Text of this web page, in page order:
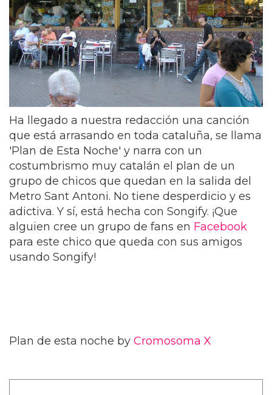
Ha llegado a nuestra redacción una canción
que está arrasando en toda cataluña, se llama
'Plan de Esta Noche' y narra con un
costumbrismo muy catalán el plan de un
grupo de chicos que quedan en la salida del
Metro Sant Antoni. No tiene desperdicio y es
adictiva. Y sí, está hecha con Songify. ¡Que
alguien cree un grupo de fans en Facebook
para este chico que queda con sus amigos
usando Songify!
Plan de esta noche by Cromosoma X